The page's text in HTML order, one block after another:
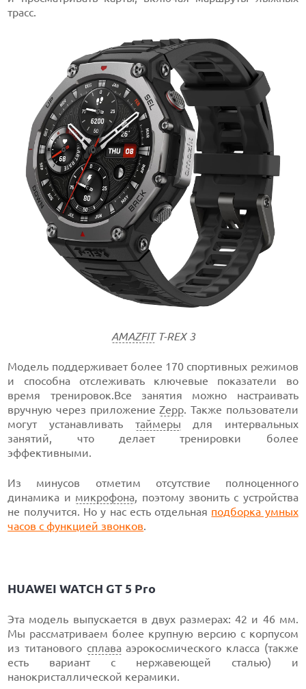
трасс.
AMAZFITT-REX 3
Модель поддерживает более 170 спортивных режимов
и способна отслеживать ключевые показатели во
время тренировок.Все занятия можно настраивать
вручную через приложениеZepp. Также пользователи
могут устанавливать таймеры для интервальных
занятий, что делает тренировки более
эффективными.
Из минусов отметим отсутствие полноценного
динамика и микрофона, поэтому звонить с устройства
не получится. Но у нас есть отдельная подборка умных
часов с функцией звонков.
HUAWEI WATCH GT 5 Pro
Эта модель выпускается в двух размерах: 42 и 46 мм.
Мы рассматриваем более крупную версию с корпусом
из титанового сплавааэрокосмического класса (также
есть вариант с нержавеющей сталью) и
нанокристаллической керамики.